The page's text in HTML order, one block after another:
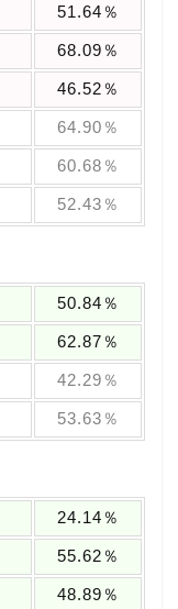
51.64％
68.09％
46.52％
64.90％
60.68％
52.43％
50.84％
62.87％
42.29％
53.63％
24.14％
55.62％
48.89％